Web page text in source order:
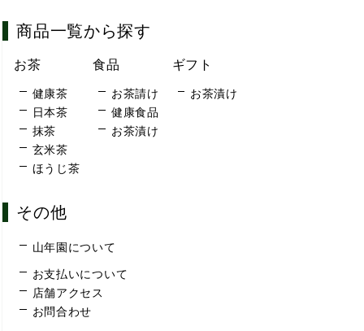
商品一覧から探す
お茶
健康茶
日本茶
抹茶
玄米茶
ほうじ茶
食品
お茶請け
健康食品
お茶漬け
ギフト
お茶漬け
その他
山年園について
お支払いについて
店舗アクセス
お問合わせ